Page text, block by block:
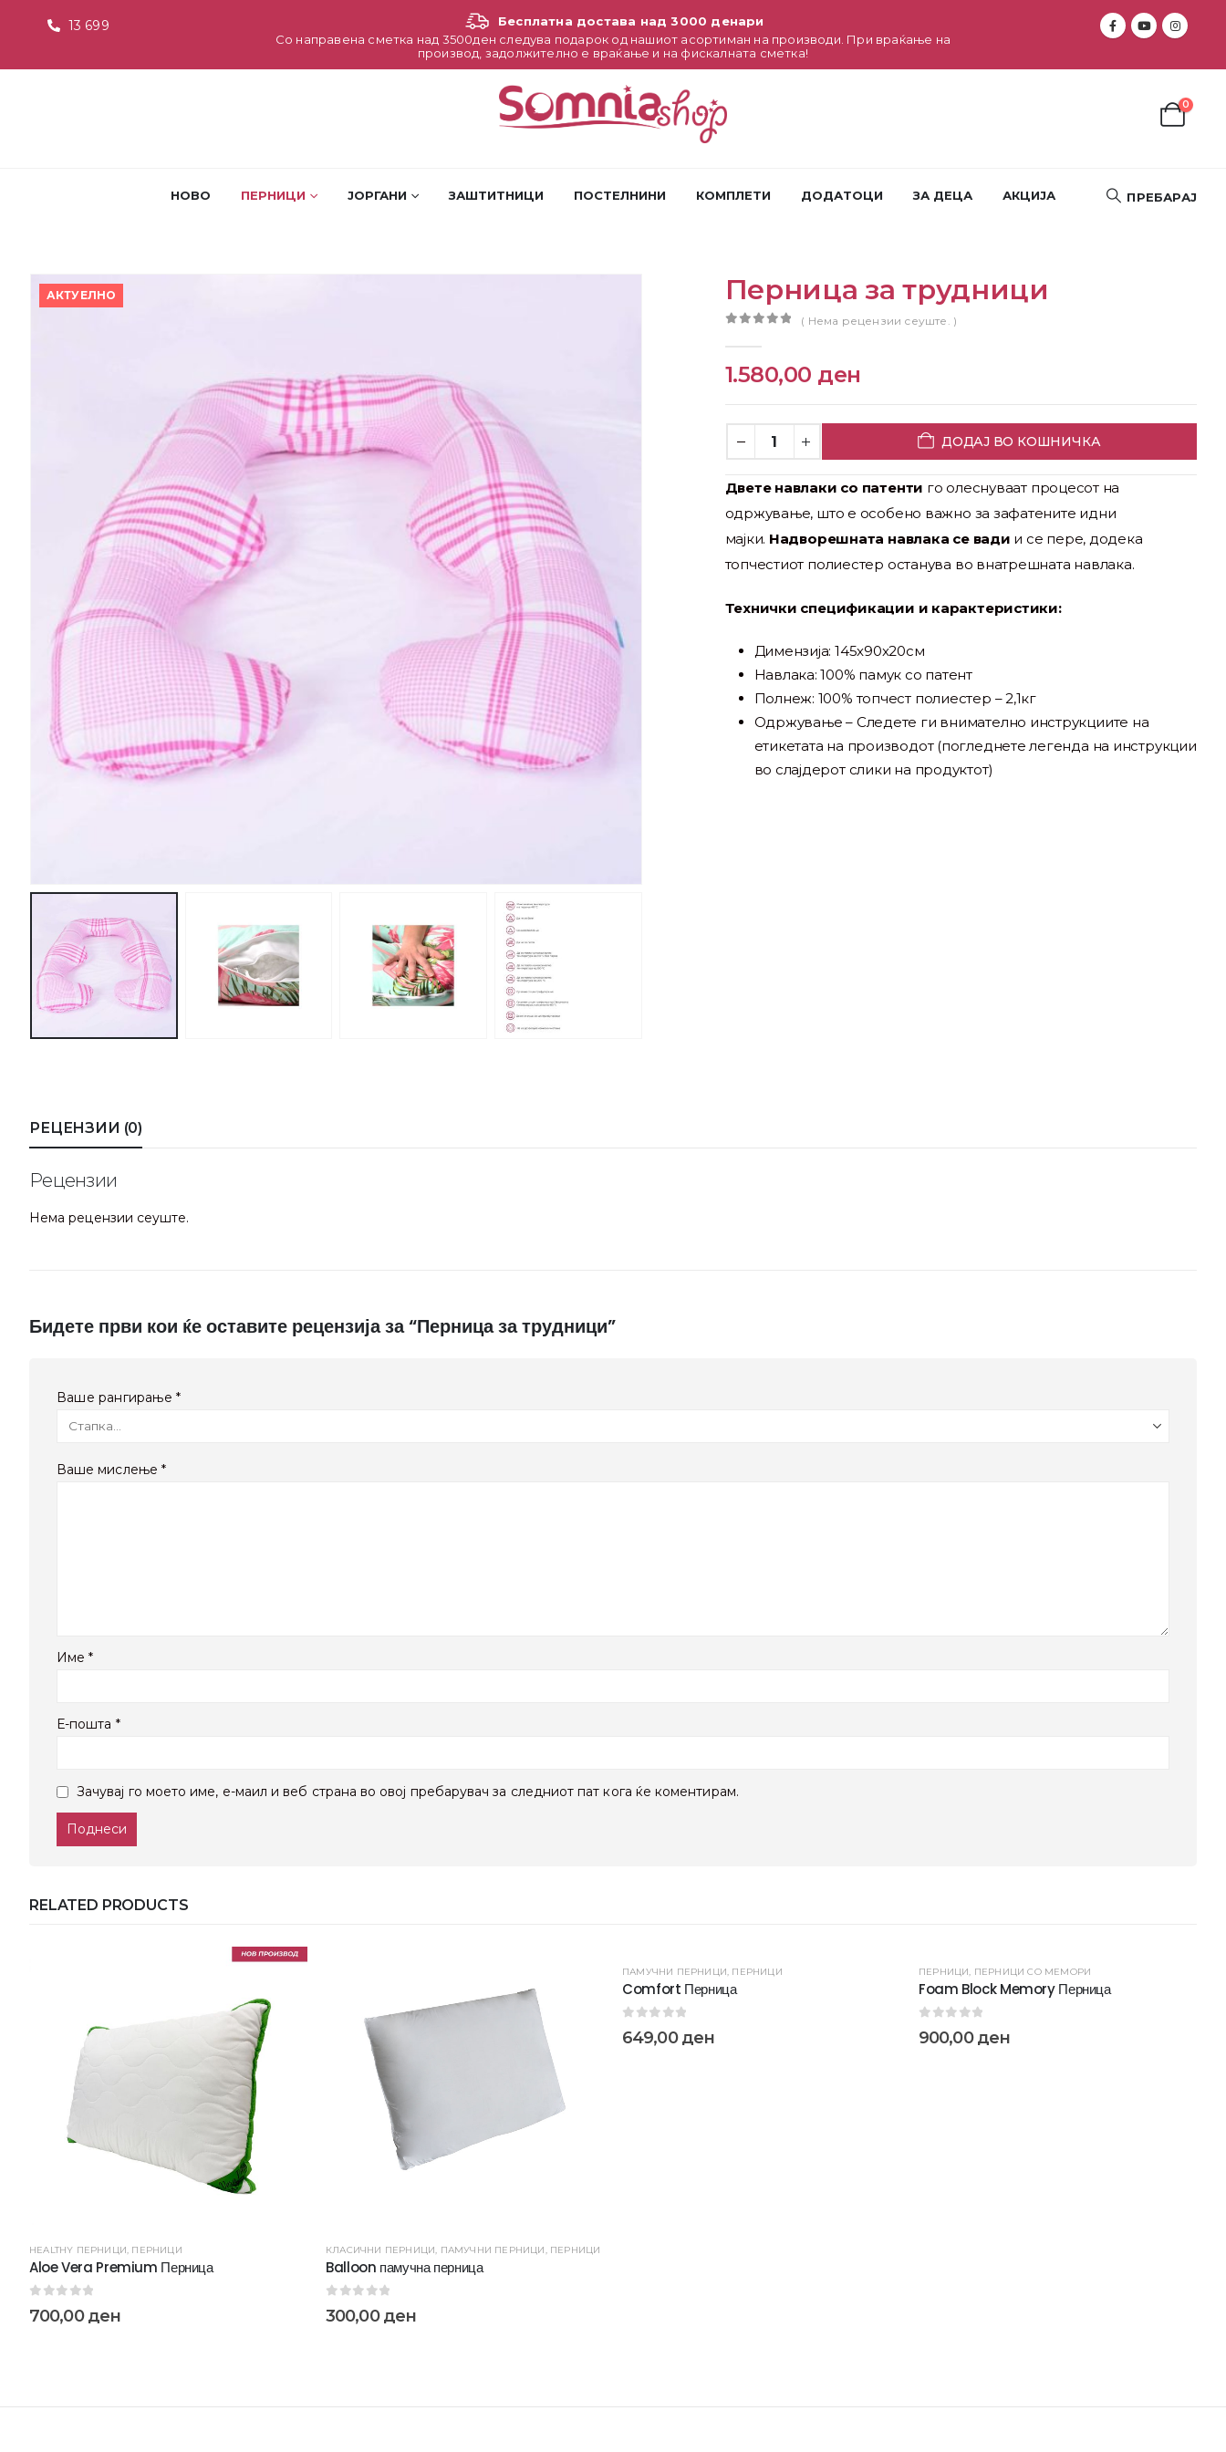
13 699
Бесплатна достава над 3000 денари
Со направена сметка над 3500ден следува подарок од нашиот асортиман на производи. При враќање на
производ, задолжително е враќање и на фискалната сметка!
0
НОВО ПЕРНИЦИ ЈОРГАНИ ЗАШТИТНИЦИ ПОСТЕЛНИНИ КОМПЛЕТИ ДОДАТОЦИ ЗА ДЕЦА АКЦИЈА ПРЕБАРАЈ
АКТУЕЛНО Перница за трудници
( Нема рецензии сеуште. )
1.580,00 ден
ДОДАЈ ВО КОШНИЧКА
Двете навлаки со патенти го олеснуваат процесот на
одржување, што е особено важно за зафатените идни
мајки. Надворешната навлака се вади и се пере, додека
топчестиот полиестер останува во внатрешната навлака.
Технички спецификации и карактеристики:
Димензија: 145x90x20см
Навлака: 100% памук со патент
Полнеж: 100% топчест полиестер – 2,1кг
Одржување – Следете ги внимателно инструкциите на
етикетата на производот (погледнете легенда на инструкции
во слајдерот слики на продуктот)
РЕЦЕНЗИИ (0)
Рецензии
Нема рецензии сеуште.
Бидете први кои ќе оставите рецензија за “Перница за трудници”
Ваше рангирање *
Ваше мислење *
Име*
Е-пошта *
Зачувај го моето име, е-маил и веб страна во овој пребарувач за следниот пат кога ќе коментирам.
RELATED PRODUCTS
HEALTHY ПЕРНИЦИ, ПЕРНИЦИ
Aloe Vera Premium Перница
700,00ден
КЛАСИЧНИ ПЕРНИЦИ, ПАМУЧНИ ПЕРНИЦИ, ПЕРНИЦИ
Balloon памучна перница
300,00ден
ПАМУЧНИ ПЕРНИЦИ, ПЕРНИЦИ
Comfort Перница
649,00ден
ПЕРНИЦИ, ПЕРНИЦИ СО МЕМОРИ
Foam Block Memory Перница
900,00ден